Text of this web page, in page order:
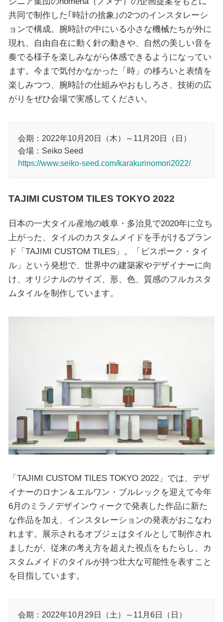
共同で制作した｢時計の捨象｣の2つのインスタレーシ
ョンで構成。腕時計の中にいる小さな機械たちが外に
現れ、自由自在に動く針の動きや、自然の美しい音を
奏でる様子を楽しみながら体感できるようになってい
ます。今まで気付かなかった「時」の移ろいと表情を
楽しみつつ、腕時計の仕組みやおもしろさ、技術の広
がりをぜひ会場で実感してください。
会期：2022年10月20日（木）～11月20日（日）
会場：Seiko Seed
https://www.seiko-seed.com/karakurinomori2022/
TAJIMI CUSTOM TILES TOKYO 2022
日本の一大タイル産地の岐阜・多治見で2020年に立ち
上がった、タイルのカスタムメイドを手がけるブラン
ド「TAJIMI CUSTOM TILES」。「ビスポーク・タイ
ル」という発想で、世界中の建築家やデザイナーに向
け、オリジナルのサイズ、形、色、質感のフルカスタ
ムタイルを制作しています。
「TAJIMI CUSTOM TILES TOKYO 2022」では、デザ
イナーのロナン＆エルワン・ブルレックを迎えて今年
6月のミラノデザインウィークで発表した作品に新た
な作品を加え、インスタレーションの発表がおこなわ
れます。展示されるオブジェはタイルとして制作され
ましたが、従来の考え方を超えた視点をもたらし、カ
スタムメイドのタイルが持つ壮大な可能性を表すこと
を目指しています。
会期：2022年10月29日（土）～11月6日（日）